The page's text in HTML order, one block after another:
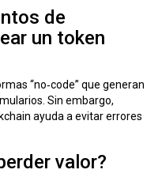
de
un token
“no‑code” que generan
Sin embargo,
ayuda a evitar errores
valor?